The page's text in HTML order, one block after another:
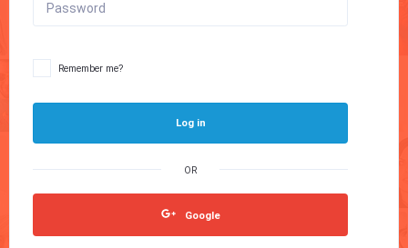
Password
Remember me?
Log in
Google